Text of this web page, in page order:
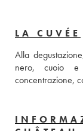
LA CUVÉE
Alla
nero, cuoio
concentrazione,